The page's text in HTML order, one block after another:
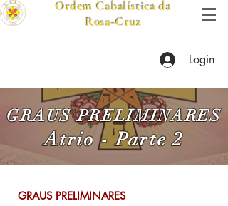
Ordem Cabalística da
Rosa-Cruz
Login
GRAUS PRELIMINARES
Atrio-Parte 2
​ GRAUS PRELIMINARES